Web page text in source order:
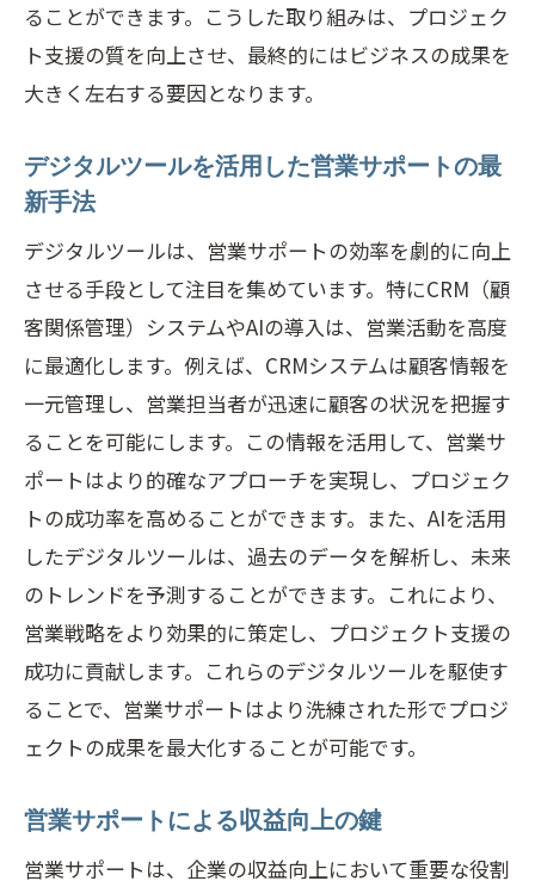
ることができます。こうした取り組みは、プロジェク
ト支援の質を向上させ、最終的にはビジネスの成果を
大きく左右する要因となります。
デジタルツールを活用した営業サポートの最
新手法
デジタルツールは、営業サポートの効率を劇的に向上
させる手段として注目を集めています。特にCRM（顧
客関係管理）システムやAIの導入は、営業活動を高度
に最適化します。例えば、CRMシステムは顧客情報を
一元管理し、営業担当者が迅速に顧客の状況を把握す
ることを可能にします。この情報を活用して、営業サ
ポートはより的確なアプローチを実現し、プロジェク
トの成功率を高めることができます。また、AIを活用
したデジタルツールは、過去のデータを解析し、未来
のトレンドを予測することができます。これにより、
営業戦略をより効果的に策定し、プロジェクト支援の
成功に貢献します。これらのデジタルツールを駆使す
ることで、営業サポートはより洗練された形でプロジ
ェクトの成果を最大化することが可能です。
営業サポートによる収益向上の鍵
営業サポートは、企業の収益向上において重要な役割